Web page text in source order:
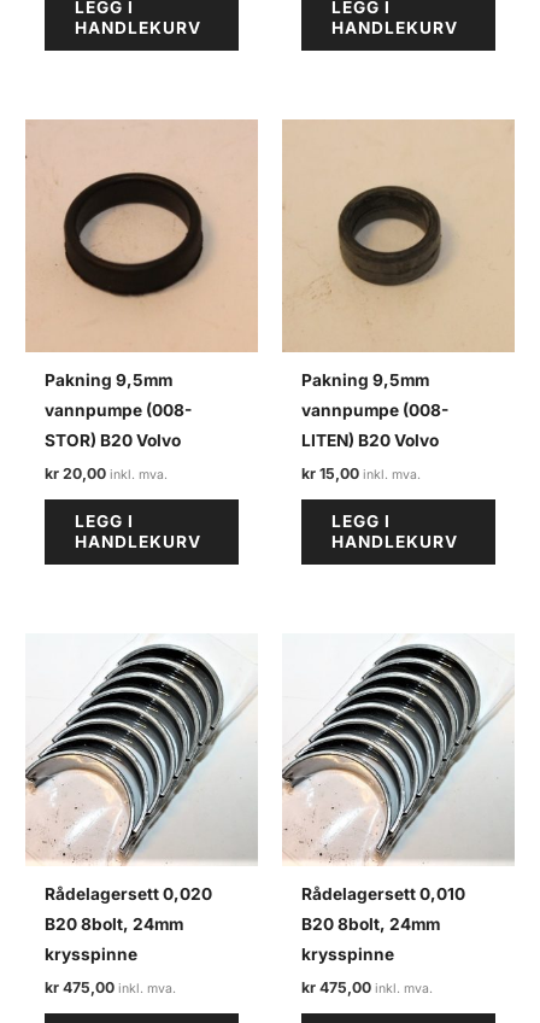
LEGG I
HANDLEKURV
LEGG I
HANDLEKURV
Pakning 9,5mm
vannpumpe (008-
STOR) B20 Volvo
kr 20,00
LEGG I
HANDLEKURV
Pakning 9,5mm
vannpumpe (008-
LITEN) B20 Volvo
kr 15,00
LEGG I
HANDLEKURV
Rådelagersett 0,020
B20 8bolt, 24mm
krysspinne
kr 475,00
Rådelagersett 0,010
B20 8bolt, 24mm
krysspinne
kr 475,00